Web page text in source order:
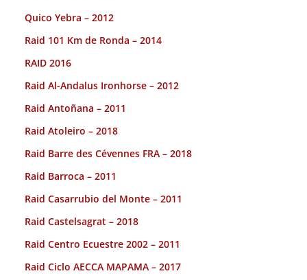
Quico Yebra – 2012
Raid 101 Km de Ronda – 2014
RAID 2016
Raid Al-Andalus Ironhorse – 2012
Raid Antoñana – 2011
Raid Atoleiro – 2018
Raid Barre des Cévennes FRA – 2018
Raid Barroca – 2011
Raid Casarrubio del Monte – 2011
Raid Castelsagrat – 2018
Raid Centro Ecuestre 2002 – 2011
Raid Ciclo AECCA MAPAMA – 2017